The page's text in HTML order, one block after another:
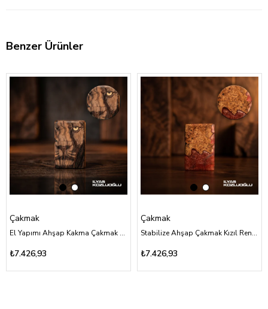
Benzer Ürünler
Çakmak
El Yapımı Ahşap Kakma Çakmak Aslan Figürlü Özel Tasarım
₺7.426,93
Çakmak
Stabilize Ahşap Çakmak Kızıl Renk Özel Tasarım
₺7.426,93